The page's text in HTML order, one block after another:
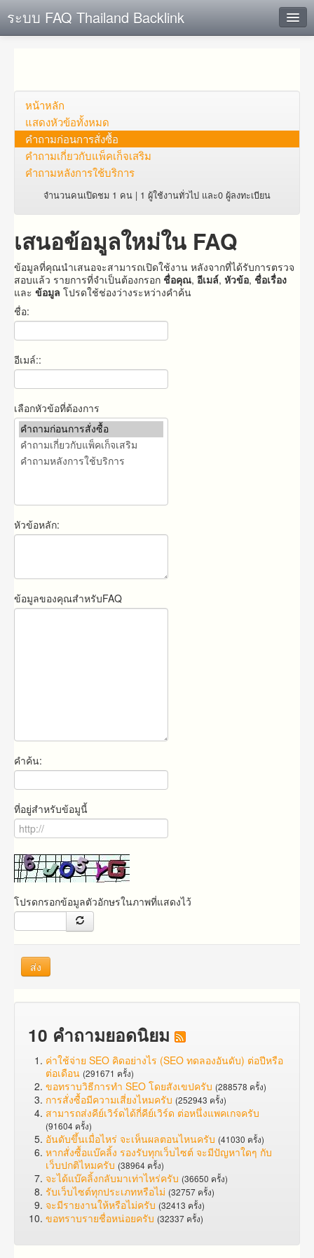
ระบบ FAQ Thailand Backlink
ตั้งคำถาม
ดูคำถาม
คุณต้องการที่จะลงทะเบียนหรือไม่?
หน้าหลัก
แสดงหัวข้อทั้งหมด
คำถาม​ก่อน​การ​สั่งซื้อ​
คำถาม​เกี่ยว​กับ​แพ็คเก็จ​เสริม
คำถามหลังการใช้บริการ
จำนวนคนเปิดชม 1 คน | 1 ผู้ใช้งานทั่วไป และ0 ผู้ลงทะเบียน
เสนอข้อมูลใหม่ใน FAQ
ข้อมูลที่คุณนำเสนอจะสามารถเปิดใช้งาน หลังจากที่ได้รับการตรวจ
สอบแล้ว รายการที่จำเป็นต้องกรอก ชื่อคุณ, อีเมล์, หัวข้อ, ชื่อเรื่อง
และ ข้อมูล โปรดใช้ช่องว่างระหว่างคำค้น
ชื่อ:
อีเมล์::
เลือกหัวข้อที่ต้องการ
หัวข้อหลัก:
ข้อมูลของคุณสำหรับFAQ
คำค้น:
ที่อยู่สำหรับข้อมูนี้
โปรดกรอกข้อมูลตัวอักษรในภาพที่แสดงไว้
ส่ง
10 คำถามยอดนิยม
ค่าใช้จ่าย SEO คิดอย่างไร (SEO ทดลองอันดับ) ต่อปีหรือ
ต่อเดือน (291671 ครั้ง)
ขอทราบวิธีการทำ SEO โดยสังเขปครับ (288578 ครั้ง)
การสั่งซื้อมีความเสี่ยงไหมครับ (252943 ครั้ง)
สามารถส่งคีย์เวิร์ดได้กี่คีย์เวิร์ด ต่อหนึ่งแพคเกจครับ
(91604 ครั้ง)
อันดับขึ้นเมื่อไหร่ จะเห็นผลตอนไหนครับ (41030 ครั้ง)
หากสั่งซื้อแบ๊คลิ้ง รองรับทุกเว็บไซต์ จะมีปัญหาใดๆ กับ
เว็บปกติไหมครับ (38964 ครั้ง)
จะได้แบ๊คลิ้งกลับมาเท่าไหร่ครับ (36650 ครั้ง)
รับเว็บไซต์ทุกประเภทหรือไม่ (32757 ครั้ง)
จะมีรายงานให้หรือไม่ครับ (32413 ครั้ง)
ขอทราบรายชื่อหน่อยครับ (32337 ครั้ง)